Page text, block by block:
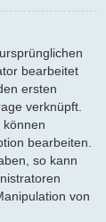
bearbeitet
ersten
verknüpft.
bearbeiten.
so kann
von